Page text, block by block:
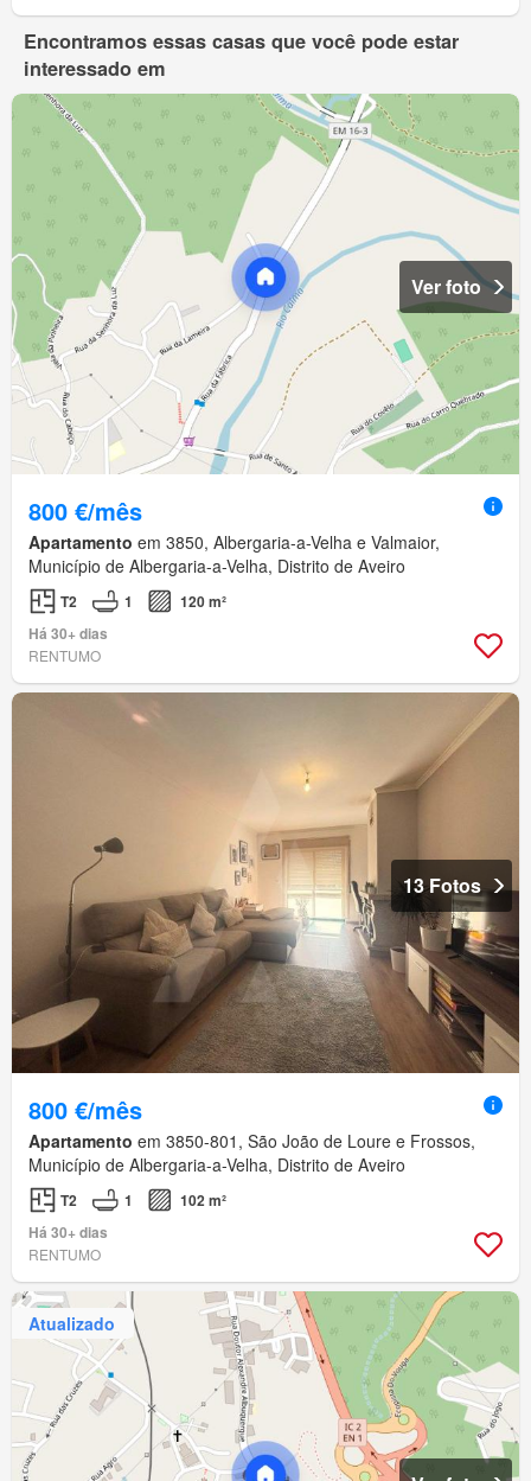
Encontramos essas casas que você pode estar
interessado em
Ver foto
800 €/mês
Apartamento em 3850, Albergaria-a-Velha e Valmaior,
Município de Albergaria-a-Velha, Distrito de Aveiro
T2 1
120 m²
Há 30+ dias
RENTUMO
13 Fotos
800 €/mês
Apartamento em 3850-801, São João de Loure e Frossos,
Município de Albergaria-a-Velha, Distrito de Aveiro
T2 1
102 m²
Há 30+ dias
RENTUMO
Atualizado